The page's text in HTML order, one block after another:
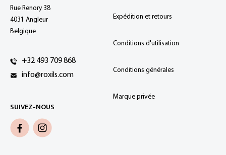
Rue Renory 38
4031 Angleur
Belgique
+32 493 709 868
info@roxils.com
SUIVEZ-NOUS
Expédition et retours
Conditions d'utilisation
Conditions générales
Marque privée